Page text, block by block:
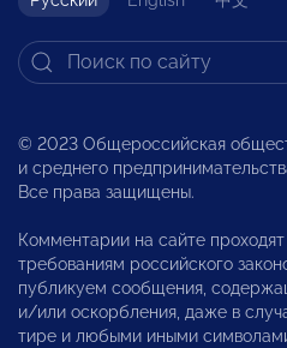
© 2023 Общероссийская
и среднего
Все права защищены.
Комментарии на сайте
требованиям российского
публикуем сообщения,
и/или оскорбления, даже в
тире и любыми иными